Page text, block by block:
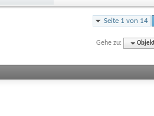
Seite 1 von 14
Gehe zu: